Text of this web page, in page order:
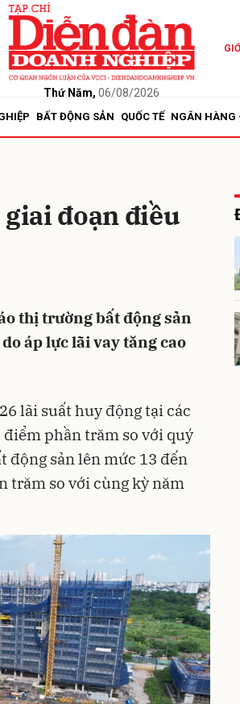
Thứ Năm, 06/08/2026
BẤT ĐỘNG SẢN QUỐC TẾ NGÂN HÀNG
giai đoạn điều
thị trường bất động sản
áp lực lãi vay tăng cao
lãi suất huy động tại các
điểm phần trăm so với quý
động sản lên mức 13 đến
trăm so với cùng kỳ năm